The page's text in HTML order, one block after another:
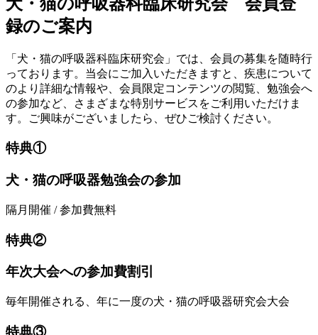
録のご案内
「犬・猫の呼吸器科臨床研究会」では、会員の募集を随時行
っております。当会にご加入いただきますと、疾患について
のより詳細な情報や、会員限定コンテンツの閲覧、勉強会へ
の参加など、さまざまな特別サービスをご利用いただけま
す。ご興味がございましたら、ぜひご検討ください。
特典①
犬・猫の呼吸器勉強会の参加
隔月開催 / 参加費無料
特典②
年次大会への参加費割引
毎年開催される、年に一度の犬・猫の呼吸器研究会大会
特典③